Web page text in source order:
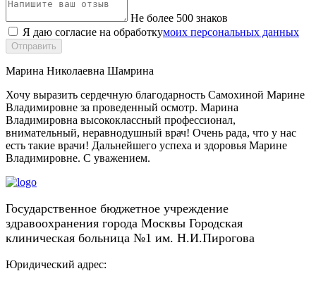
Не более 500 знаков
Я даю согласие на обработкумоих персональных данных
Отправить
Марина Николаевна Шамрина
Хочу выразить сердечную благодарность Самохиной Марине
Владимировне за проведенный осмотр. Марина
Владимировна высококлассный профессионал,
внимательный, неравнодушный врач! Очень рада, что у нас
есть такие врачи! Дальнейшего успеха и здоровья Марине
Владимировне. С уважением.
Государственное бюджетное учреждение
здравоохранения города Москвы Городская
клиническая больница №1 им. Н.И.Пирогова
Юридический адрес: